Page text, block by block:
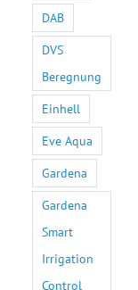
DAB
DVS
Beregnung
Einhell
Eve Aqua
Gardena
Gardena
Smart
Irrigation
Control